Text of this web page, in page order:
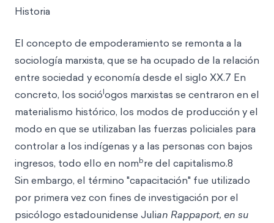
Historia
El concepto de empoderamiento se remonta a la
sociología marxista, que se ha ocupado de la relación
entre sociedad y economía desde el siglo XX.7 En
concreto, los sociólogos marxistas se centraron en el
materialismo histórico, los modos de producción y el
modo en que se utilizaban las fuerzas policiales para
controlar a los indígenas y a las personas con bajos
ingresos, todo ello en nombre del capitalismo.8
Sin embargo, el término "capacitación" fue utilizado
por primera vez con fines de investigación por el
psicólogo estadounidense Julian Rappaport, en su